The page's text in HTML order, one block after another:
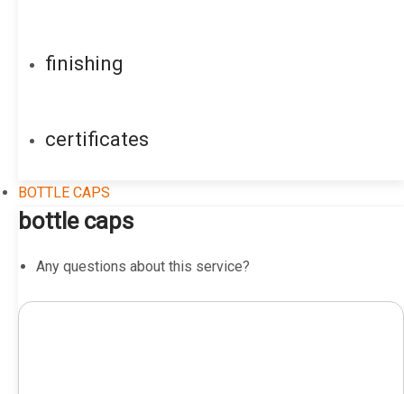
finishing
certificates
BOTTLE CAPS
bottle caps
Any questions about this service?